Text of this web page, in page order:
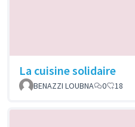
La cuisine solidaire
BENAZZI LOUBNA
0 18